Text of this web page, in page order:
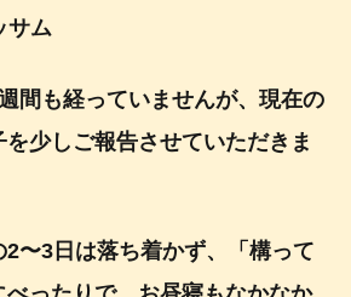
サム
間も経っていませんが、現在の
少しご報告させていただきま
〜3日は落ち着かず、「構って